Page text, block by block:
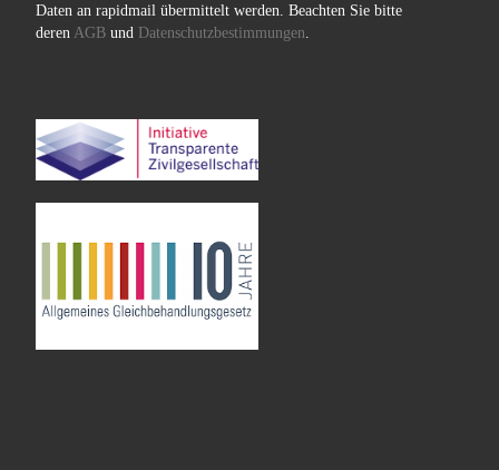
Daten an rapidmail übermittelt werden. Beachten Sie bitte
deren AGBund Datenschutzbestimmungen